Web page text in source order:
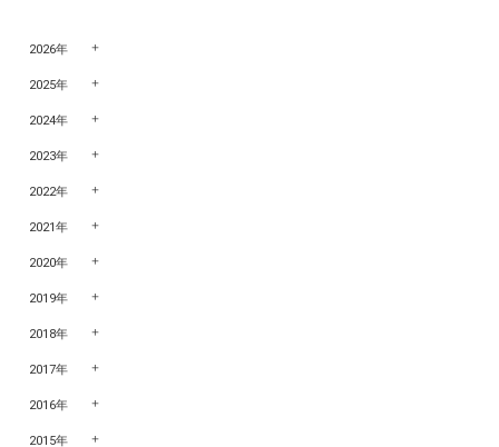
2026年
2025年
2024年
2023年
2022年
2021年
2020年
2019年
2018年
2017年
2016年
2015年